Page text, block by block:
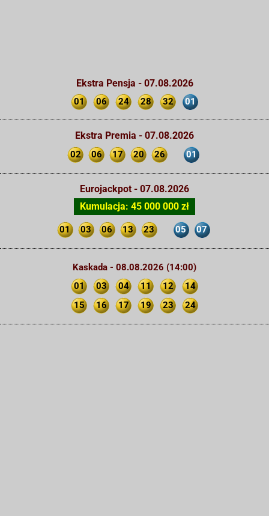
Ekstra Pensja - 07.08.2026
01 06 24 28 32 01
Ekstra Premia - 07.08.2026
02 06 17 20 26 01
Eurojackpot - 07.08.2026
Kumulacja: 45 000 000 zł
01 03 06 13 23 05 07
Kaskada - 08.08.2026 (14:00)
01
03 04 11 12
14
15
16 17 19 23 24